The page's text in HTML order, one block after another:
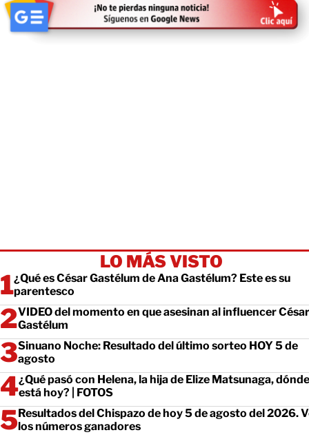
LO MÁS VISTO
¿Qué es César Gastélum de Ana Gastélum? Este es su
parentesco
VIDEO del momento en que asesinan al influencer César
Gastélum
Sinuano Noche: Resultado del último sorteo HOY 5 de
agosto
¿Qué pasó con Helena, la hija de Elize Matsunaga, dónde
está hoy? | FOTOS
Resultados del Chispazo de hoy 5 de agosto del 2026.
los números ganadores